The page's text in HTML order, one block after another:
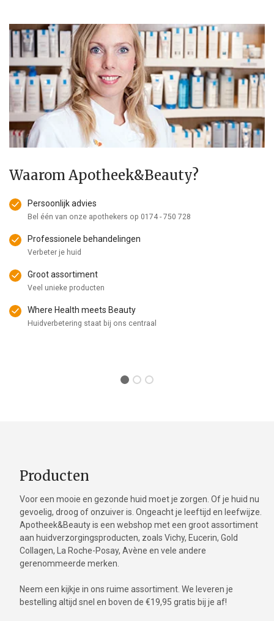
Waarom Apotheek&Beauty?
Persoonlijk advies
Bel één van onze apothekers op 0174 - 750 728
Professionele behandelingen
Verbeter je huid
Groot assortiment
Veel unieke producten
Where Health meets Beauty
Huidverbetering staat bij ons centraal
Producten
Voor een mooie en gezonde huid moet je zorgen. Of je huid nu
gevoelig, droog of onzuiver is. Ongeacht je leeftijd en leefwijze.
Apotheek&Beauty is een webshop met een groot assortiment
aan huidverzorgingsproducten, zoals Vichy, Eucerin, Gold
Collagen, La Roche-Posay, Avène en vele andere
gerenommeerde merken.
Neem een kijkje in ons ruime assortiment. We leveren je
bestelling altijd snel en boven de €19,95 gratis bij je af!